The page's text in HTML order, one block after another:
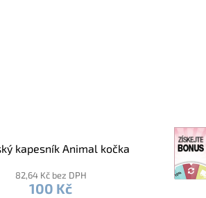
kapesník Animal kočka
82,64 Kč bez DPH
100 Kč